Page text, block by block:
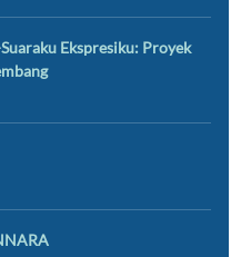
Ekspresiku: Proyek